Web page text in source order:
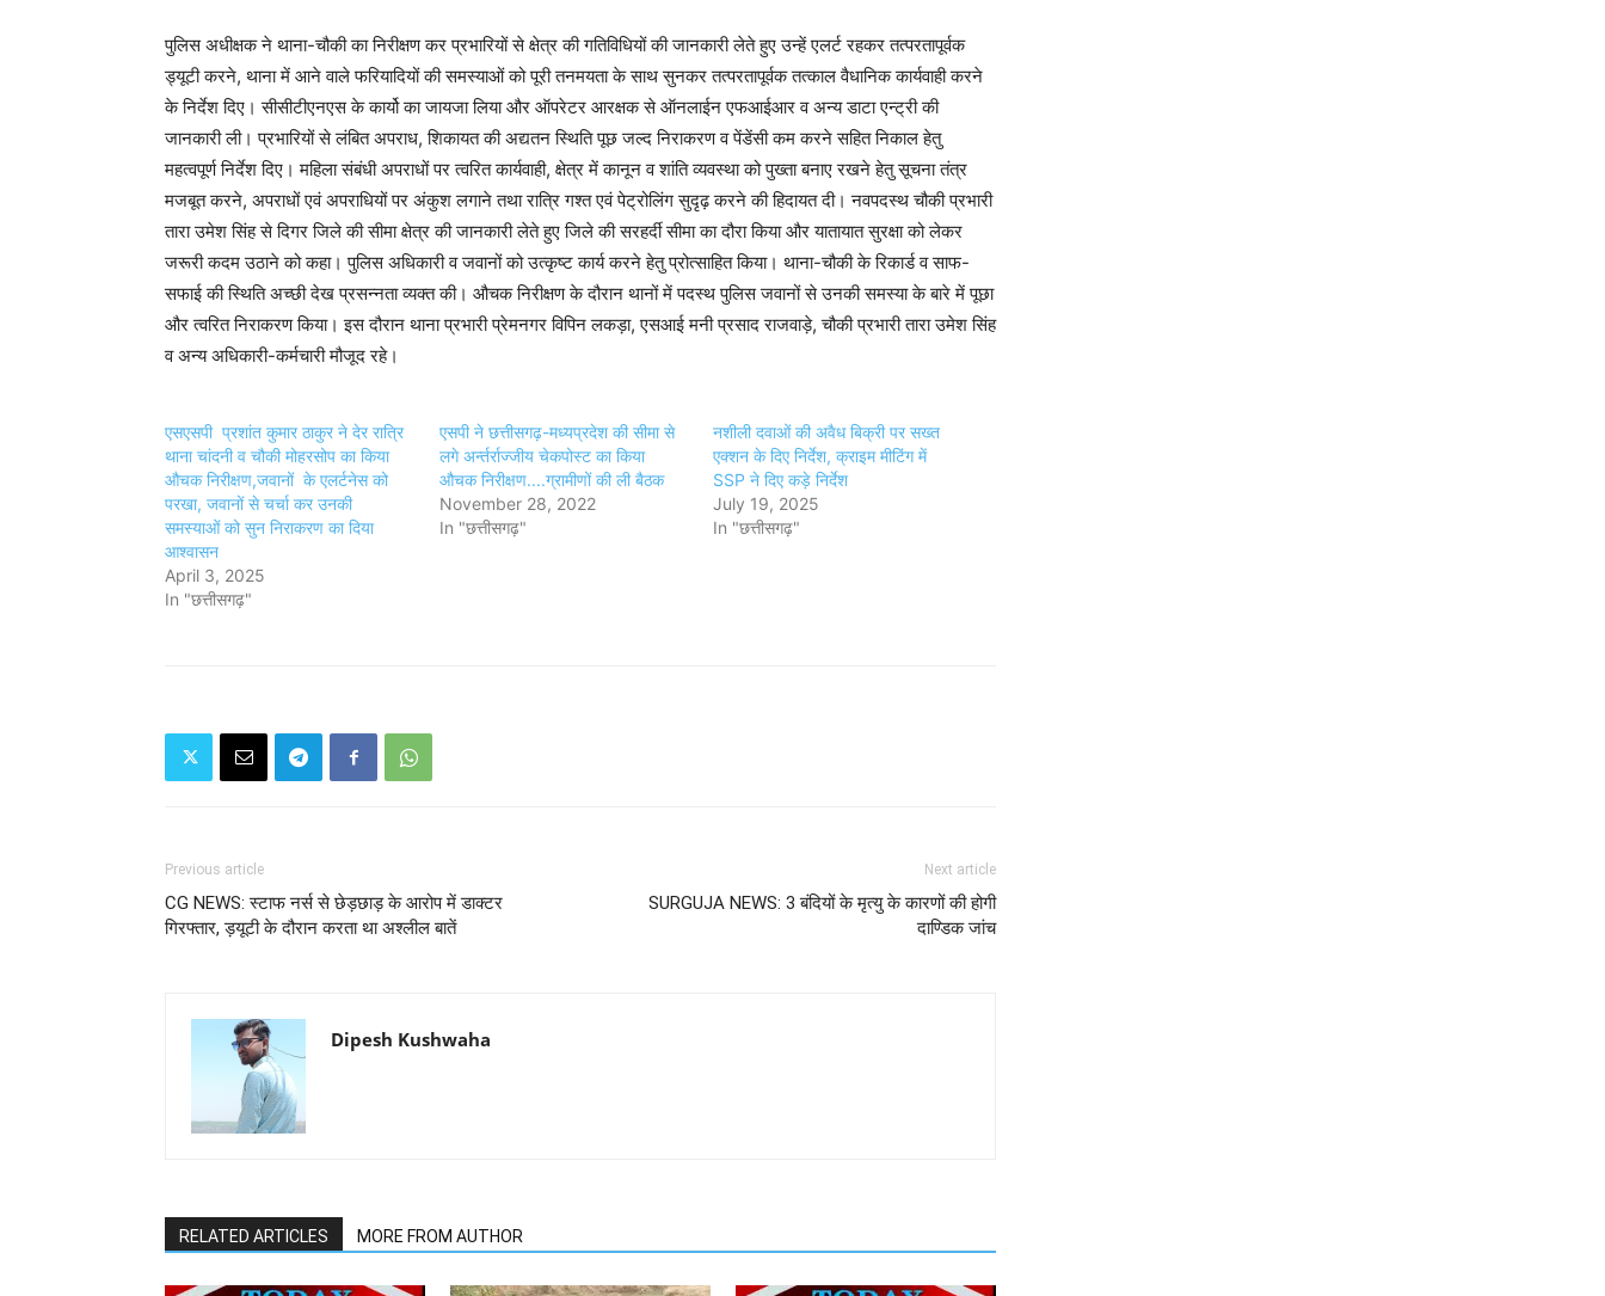
पुलिस अधीक्षक ने थाना-चौकी का निरीक्षण कर प्रभारियों से क्षेत्र की गतिविधियों की जानकारी लेते हुए उन्हें एलर्ट रहकर तत्परतापूर्वक
ड्यूटी करने, थाना में आने वाले फरियादियों की समस्याओं को पूरी तनमयता के साथ सुनकर तत्परतापूर्वक तत्काल वैधानिक कार्यवाही करने
के निर्देश दिए। सीसीटीएनएस के कार्यो का जायजा लिया और ऑपरेटर आरक्षक से ऑनलाईन एफआईआर व अन्य डाटा एन्ट्री की
जानकारी ली। प्रभारियों से लंबित अपराध, शिकायत की अद्यतन स्थिति पूछ जल्द निराकरण व पेंडेंसी कम करने सहित निकाल हेतु
महत्वपूर्ण निर्देश दिए। महिला संबंधी अपराधों पर त्वरित कार्यवाही, क्षेत्र में कानून व शांति व्यवस्था को पुख्ता बनाए रखने हेतु सूचना तंत्र
मजबूत करने, अपराधों एवं अपराधियों पर अंकुश लगाने तथा रात्रि गश्त एवं पेट्रोलिंग सुदृढ़ करने की हिदायत दी। नवपदस्थ चौकी प्रभारी
तारा उमेश सिंह से दिगर जिले की सीमा क्षेत्र की जानकारी लेते हुए जिले की सरहर्दी सीमा का दौरा किया और यातायात सुरक्षा को लेकर
जरूरी कदम उठाने को कहा। पुलिस अधिकारी व जवानों को उत्कृष्ट कार्य करने हेतु प्रोत्साहित किया। थाना-चौकी के रिकार्ड व साफ-
सफाई की स्थिति अच्छी देख प्रसन्नता व्यक्त की। औचक निरीक्षण के दौरान थानों में पदस्थ पुलिस जवानों से उनकी समस्या के बारे में पूछा
और त्वरित निराकरण किया। इस दौरान थाना प्रभारी प्रेमनगर विपिन लकड़ा, एसआई मनी प्रसाद राजवाड़े, चौकी प्रभारी तारा उमेश सिंह
व अन्य अधिकारी-कर्मचारी मौजूद रहे।
एसएसपी प्रशांत कुमार ठाकुर ने देर रात्रि
थाना चांदनी व चौकी मोहरसोप का किया
औचक निरीक्षण,जवानों के एलर्टनेस को
परखा, जवानों से चर्चा कर उनकी
समस्याओं को सुन निराकरण का दिया
आश्वासन
April 3, 2025
In "छत्तीसगढ़"
एसपी ने छत्तीसगढ़-मध्यप्रदेश की सीमा से
लगे अर्न्तर्राज्जीय चेकपोस्ट का किया
औचक निरीक्षण....ग्रामीणों की ली बैठक
November 28, 2022
In "छत्तीसगढ़"
नशीली दवाओं की अवैध बिक्री पर सख्त
एक्शन के दिए निर्देश, क्राइम मीटिंग में
SSP ने दिए कड़े निर्देश
July 19, 2025
In "छत्तीसगढ़"
Previous article
CG NEWS: स्‍टाफ नर्स से छेड़छाड़ के आरोप में डाक्‍टर
गिरफ्तार, ड़यूटी के दौरान करता था अश्‍लील बातें
Next article
SURGUJA NEWS: 3 बंदियों के मृत्यु के कारणों की होगी
दाण्डिक जांच
Dipesh Kushwaha
RELATED ARTICLES MORE FROM AUTHOR